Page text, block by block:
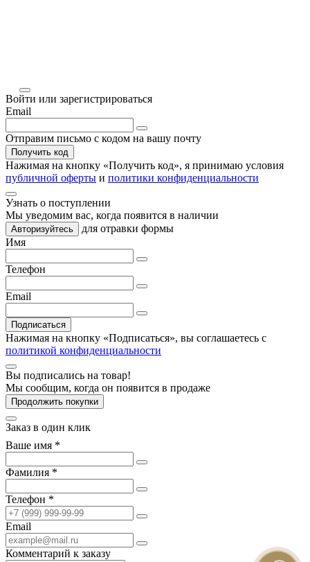
Войти или зарегистрироваться
Email
Отправим письмо с кодом на вашу почту
Получить код
Нажимая на кнопку «Получить код», я принимаю условия
публичной оферты и политики конфиденциальности
Узнать о поступлении
Мы уведомим вас, когда появится в наличии
Авторизуйтесь
для отравки формы
Имя
Телефон
Email
Подписаться
Нажимая на кнопку «Подписаться», вы соглашаетесь с
политикой конфиденциальности
Вы подписались на товар!
Мы сообщим, когда он появится в продаже
Продолжить покупки
Заказ в один клик
Ваше имя *
Фамилия *
Телефон *
Email
Комментарий к заказу